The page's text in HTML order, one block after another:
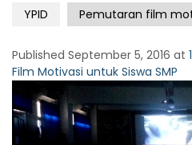
YPID Pemutaran film
Published September 5, 2016 at
Film Motivasi untuk Siswa SMP